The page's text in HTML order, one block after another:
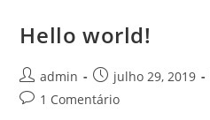
Hello world!
Post
author:
admin
Post
published:
julho 29, 2019
Post1 Comentário